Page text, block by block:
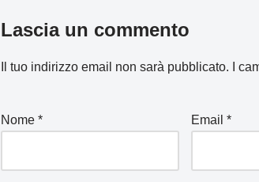
Lascia un commento
Il tuo indirizzo email non sarà pubblicato. I
Nome * Email *